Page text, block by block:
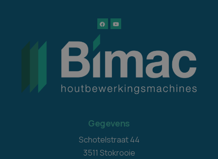
Gegevens
Schotelstraat 44
3511 Stokrooie